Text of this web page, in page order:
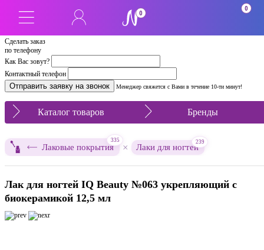
Сделать заказ
по телефону
Как Вас зовут?
Контактный телефон
Менеджер свяжется с Вами в течение 10-ти минут!
0
0
Каталог товаров Бренды
Лаковые покрытия
335
× Лаки для ногтей
239
Лак для ногтей IQ Beauty №063 укрепляющий с
биокерамикой 12,5 мл